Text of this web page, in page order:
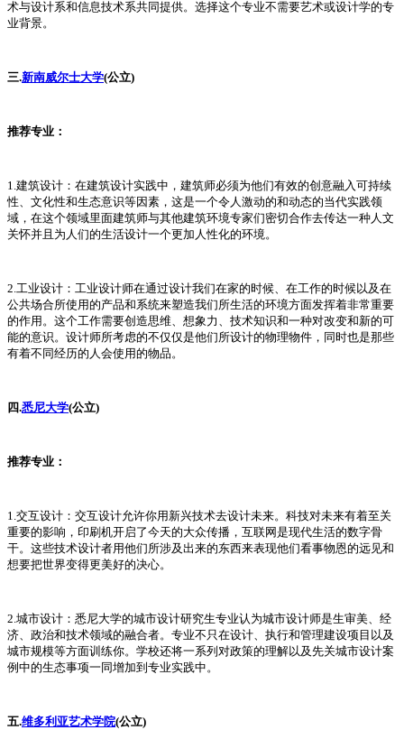
术与设计系和信息技术系共同提供。选择这个专业不需要艺术或设计学的专
业背景。
三.新南威尔士大学(公立)
推荐专业：
1.建筑设计：在建筑设计实践中，建筑师必须为他们有效的创意融入可持续
性、文化性和生态意识等因素，这是一个令人激动的和动态的当代实践领
域，在这个领域里面建筑师与其他建筑环境专家们密切合作去传达一种人文
关怀并且为人们的生活设计一个更加人性化的环境。
2.工业设计：工业设计师在通过设计我们在家的时候、在工作的时候以及在
公共场合所使用的产品和系统来塑造我们所生活的环境方面发挥着非常重要
的作用。这个工作需要创造思维、想象力、技术知识和一种对改变和新的可
能的意识。设计师所考虑的不仅仅是他们所设计的物理物件，同时也是那些
有着不同经历的人会使用的物品。
四.悉尼大学(公立)
推荐专业：
1.交互设计：交互设计允许你用新兴技术去设计未来。科技对未来有着至关
重要的影响，印刷机开启了今天的大众传播，互联网是现代生活的数字骨
干。这些技术设计者用他们所涉及出来的东西来表现他们看事物恩的远见和
想要把世界变得更美好的决心。
2.城市设计：悉尼大学的城市设计研究生专业认为城市设计师是生审美、经
济、政治和技术领域的融合者。专业不只在设计、执行和管理建设项目以及
城市规模等方面训练你。学校还将一系列对政策的理解以及先关城市设计案
例中的生态事项一同增加到专业实践中。
五.维多利亚艺术学院(公立)